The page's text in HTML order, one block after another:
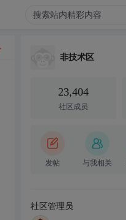
非技术区
23,404
社区成员
发帖 与我相关
社区管理员